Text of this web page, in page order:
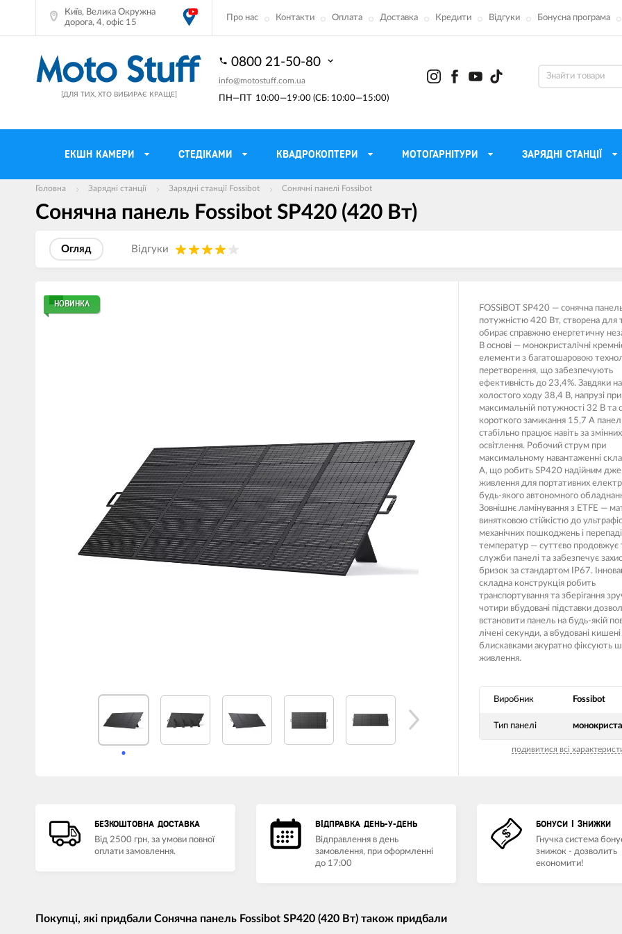
Київ, Велика Окружна
дорога, 4, офіс 15
Про нас Контакти Оплата Доставка Кредити Відгуки Бонусна програма
[ДЛЯ ТИХ, ХТО ВИБИРАЄ КРАЩЕ] ПН—ПТ 10:00—19:00 (СБ: 10:00—15:00)
0800 21-50-80
info@motostuff.com.ua
ЕКШН КАМЕРИ CТЕДІКАМИ КВАДРОКОПТЕРИ МОТОГАРНІТУРИ ЗАРЯДНІ СТАНЦІЇ
Мотошоломи
Мотокуртки
Мотоботи
Тримачі смартфону
Мото сумки Wolfman для
ендуро
Тубус для інструментів
Захист рук
Моторні масла для мотоцикла
Пропитки повітряного фільтра
Охолоджуюча рідина
Веб-
Носимі
Рюкзаки
Розумний
Побутова
Диктофони та рекордери
Головна Зарядні станції Зарядні станції Fossibot Сонячні панелі Fossibot
Сонячна панель Fossibot SP420 (420 Вт)
Огляд Вiдгуки
товарів
НОВИНКА
​FOSSiBOT SP420 — сонячна
потужністю 420 Вт, створена для
обирає справжню енергетичну
В основі — монокристалічні
елементи з багатошаровою
перетворення, що забезпечують
ефективність до 23,4%. Завдяки
холостого ходу 38,4 В, напрузі при
максимальній потужності 32 В та
короткого замикання 15,7 А
стабільно працює навіть за
освітлення. Робочий струм при
максимальному навантаженні
А, що робить SP420 надійним
живлення для портативних
будь-якого автономного
Зовнішнє ламінування з ETFE —
винятковою стійкістю до
механічних пошкоджень і
температур — суттєво продовжує
служби панелі та забезпечує
бризок за стандартом IP67.
складна конструкція робить
транспортування та зберігання
чотири вбудовані підставки
встановити панель на будь-якій
лічені секунди, а вбудовані кишені
блискавками акуратно фіксують
живлення.
Виробник Fossibot
Тип панелі
подивитися всі
БЕЗКОШТОВНА ДОСТАВКА
Від 2500 грн, за умови повної
оплати замовлення.
ВІДПРАВКА ДЕНЬ-У-ДЕНЬ
Відправлення в день
замовлення, при оформленні
до 17:00
БОНУСИ І ЗНИЖКИ
Гнучка система
знижок - дозволить
економити!
Покупці, які придбали Сонячна панель Fossibot SP420 (420 Вт) також придбали